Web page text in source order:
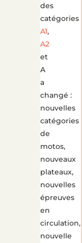
des
catégories
A1,
A2
et
A
a
changé :
nouvelles
catégories
de
motos,
nouveaux
plateaux,
nouvelles
épreuves
en
circulation,
nouvelle